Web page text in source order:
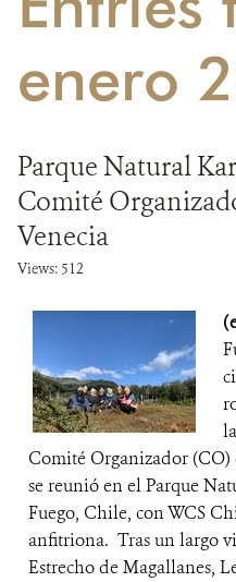
enero
Parque Natural
Comité
Venecia
Views: 512
Comité Organizador
se reunió en el Parque
Fuego, Chile, con WCS
anfitriona. Tras un largo
Estrecho de Magallanes,